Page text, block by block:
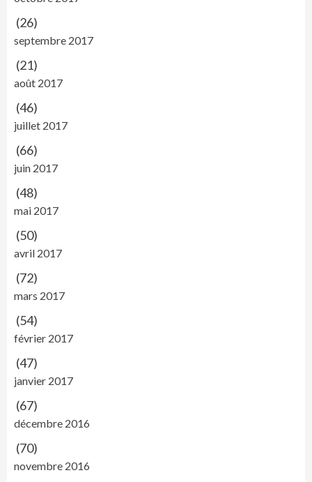
(26)
septembre 2017
(21)
août 2017
(46)
juillet 2017
(66)
juin 2017
(48)
mai 2017
(50)
avril 2017
(72)
mars 2017
(54)
février 2017
(47)
janvier 2017
(67)
décembre 2016
(70)
novembre 2016